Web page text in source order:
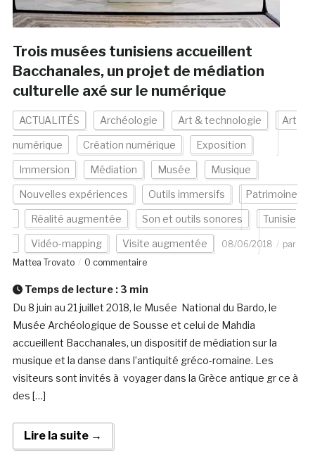
Trois musées tunisiens accueillent
Bacchanales, un projet de médiation
culturelle axé sur le numérique
ACTUALITÉS Archéologie Art & technologie Art
numérique Création numérique Exposition
Immersion Médiation Musée Musique
Nouvelles expériences Outils immersifs Patrimoine
Réalité augmentée Son et outils sonores Tunisie
Vidéo-mapping Visite augmentée 08/06/2018
par
Mattea Trovato
0 commentaire
Temps de lecture : 3 min
Du 8 juin au 21 juillet 2018, le Musée National du Bardo, le
Musée Archéologique de Sousse et celui de Mahdia
accueillent Bacchanales, un dispositif de médiation sur la
musique et la danse dans l’antiquité gréco-romaine. Les
visiteurs sont invités à voyager dans la Grèce antique gr ce à
des […]
Lire la suite →